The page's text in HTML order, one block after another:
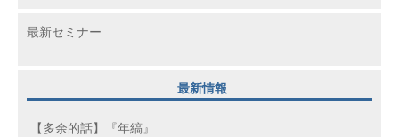
最新セミナー
最新情報
【多余的話】『年縞』